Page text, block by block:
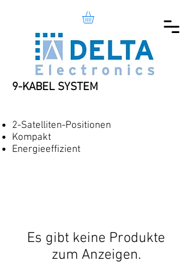
9-KABEL SYSTEM
2-Satelliten-Positionen
Kompakt
Energieeffizient
Es gibt keine Produkte
zum Anzeigen.